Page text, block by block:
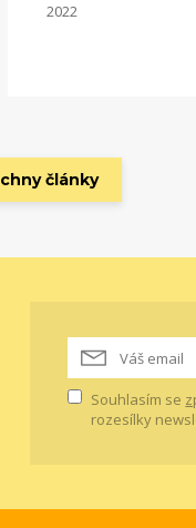
2022
články
Souhlasím se
rozesílky